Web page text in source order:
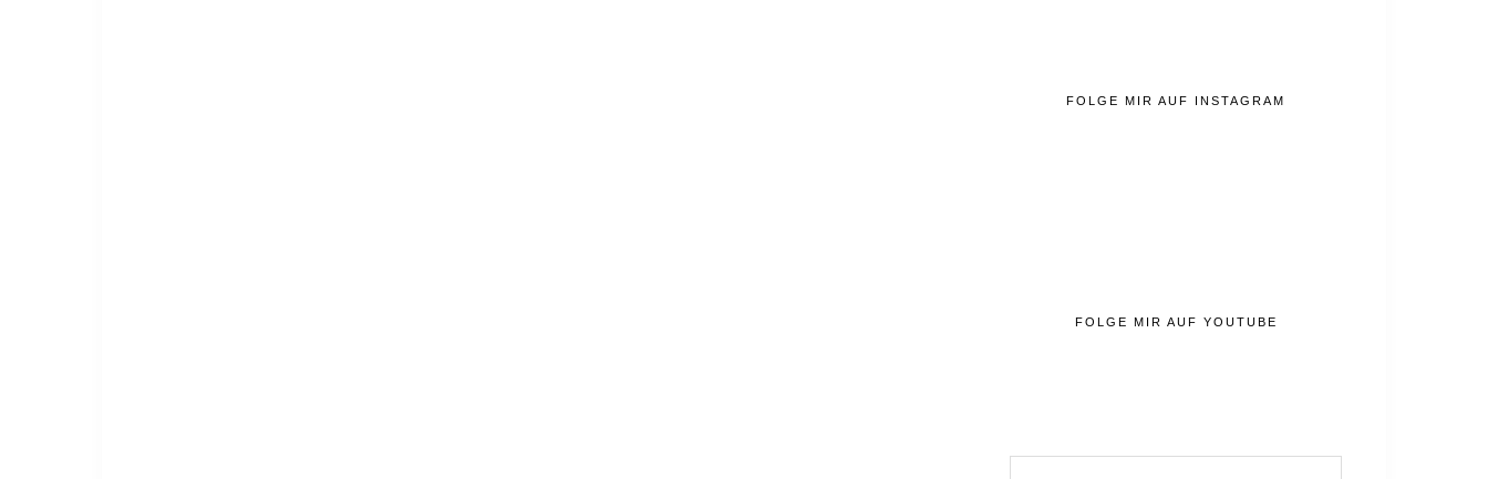
FOLGE MIR AUF INSTAGRAM
FOLGE MIR AUF YOUTUBE